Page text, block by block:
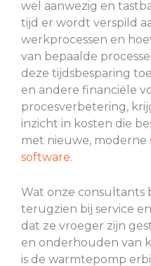
wel aanwezig en
tijd er wordt verspild
werkprocessen en
van bepaalde
deze tijdsbesparing
en andere financiële
procesverbetering,
inzicht in kosten die
met nieuwe, moderne
software.
Wat onze consultants
terugzien bij service
dat ze vroeger zijn
en onderhouden van
is de warmtepomp